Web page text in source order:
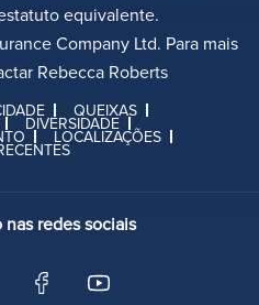
equivalente.
Company Ltd. Para mais
Rebecca Roberts
QUEIXAS
DIVERSIDADE
LOCALIZAÇÕES
redes sociais